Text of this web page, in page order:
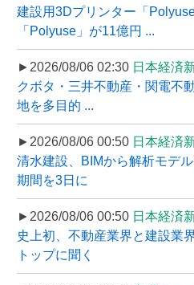
建設用3Dプリンター「
「Polyuse」が11億円 ...
►2026/08/06 02:30 日本経済
クボタ・三井不動産・関電不
地を多目的 ...
►2026/08/06 00:50 日本経済
清水建設、BIMから解析モデ
期間を3日に
►2026/08/06 00:50 日本経済
史上初、不動産業界と建設業
トップに聞く